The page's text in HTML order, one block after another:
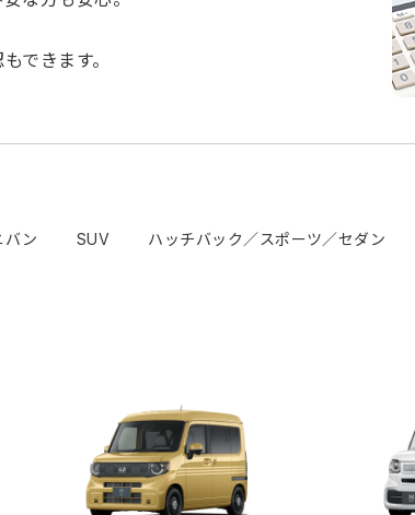
できます。
バン SUV ハッチバック／スポーツ／セダン